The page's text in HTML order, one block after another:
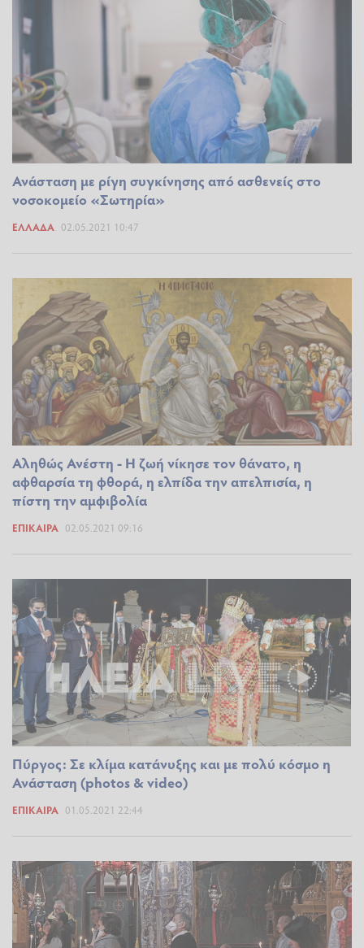
Ανάσταση με ρίγη συγκίνησης από ασθενείς στο
νοσοκομείο «Σωτηρία»
ΕΛΛΆΔΑ 02.05.2021 10:47
Αληθώς Ανέστη - Η ζωή νίκησε τον θάνατο, η
αφθαρσία τη φθορά, η ελπίδα την απελπισία, η
πίστη την αμφιβολία
ΕΠΊΚΑΙΡΑ 02.05.2021 09:16
Πύργος: Σε κλίμα κατάνυξης και με πολύ κόσμο η
Ανάσταση (photos & video)
ΕΠΊΚΑΙΡΑ 01.05.2021 22:44